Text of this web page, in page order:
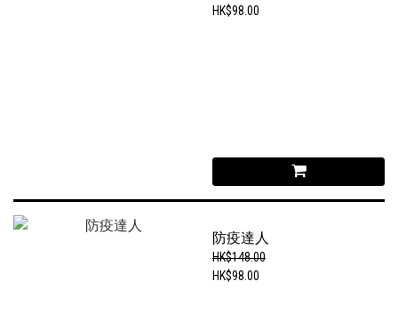
HK$98.00
防疫達人
HK$148.00
HK$98.00